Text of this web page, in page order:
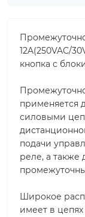
12A(250VAC/
кнопка с
применяется
силовыми
подачи
реле, а также
Широкое
имеет в